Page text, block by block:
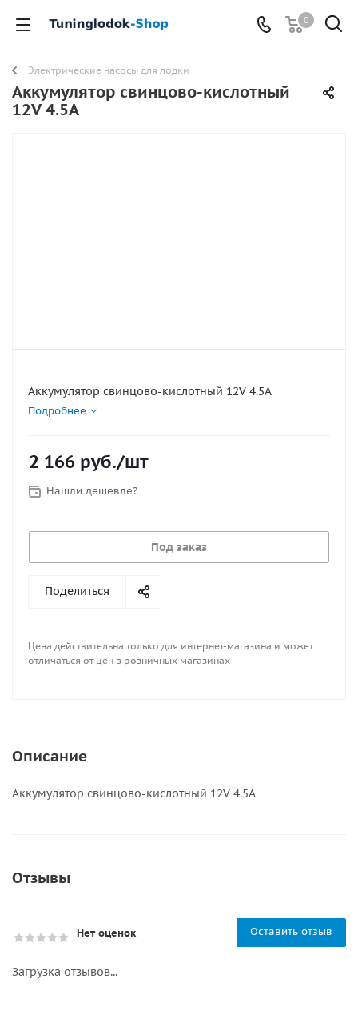
0
Электрические насосы для лодки
Аккумулятор свинцово-кислотный
12V 4.5A
Аккумулятор свинцово-кислотный 12V 4.5A
Подробнее
2 166 руб./шт
Нашли дешевле?
Под заказ
Поделиться
Цена действительна только для интернет-магазина и может
отличаться от цен в розничных магазинах
Описание
Аккумулятор свинцово-кислотный 12V 4.5A
Отзывы
Нет оценок Оставить отзыв
Загрузка отзывов...